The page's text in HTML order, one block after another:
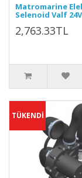
Matromarine
Selenoid Valf 24V
2,763.33TL
TÜKENDİ